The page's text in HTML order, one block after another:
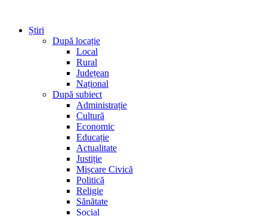
Știri
După locație
Local
Rural
Județean
Național
După subiect
Administrație
Cultură
Economic
Educație
Actualitate
Justiție
Mișcare Civică
Politică
Religie
Sănătate
Social